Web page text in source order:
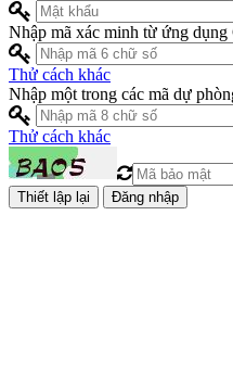
Nhập mã xác minh từ ứng
Thử cách khác
Nhập một trong các mã dự
Thử cách khác
Đăng nhập